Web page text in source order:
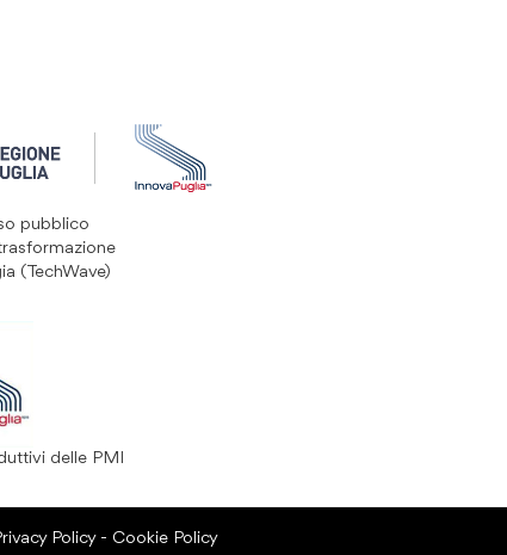
pubblico
(TechWave)
delle PMI
Policy- Cookie Policy